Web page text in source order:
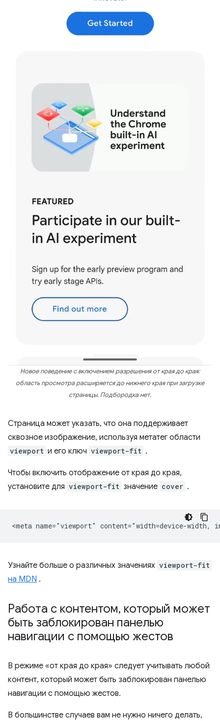
Новое поведение с включением разрешения от края до края:
область просмотра расширяется до нижнего края при загрузке
страницы. Подбородка нет.
Страница может указать, что она поддерживает
сквозное изображение, используя метатег области
viewport и его ключ viewport-fit .
Чтобы включить отображение от края до края,
установите для viewport-fit значение cover .
Узнайте больше о различных значениях viewport-fit
на MDN .
Работа с контентом, который может
быть заблокирован панелью
навигации с помощью жестов
В режиме «от края до края» следует учитывать любой
контент, который может быть заблокирован панелью
навигации с помощью жестов.
В большинстве случаев вам не нужно ничего делать,